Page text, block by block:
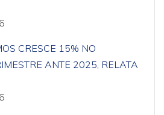
CRESCE 15% NO
ANTE 2025, RELATA